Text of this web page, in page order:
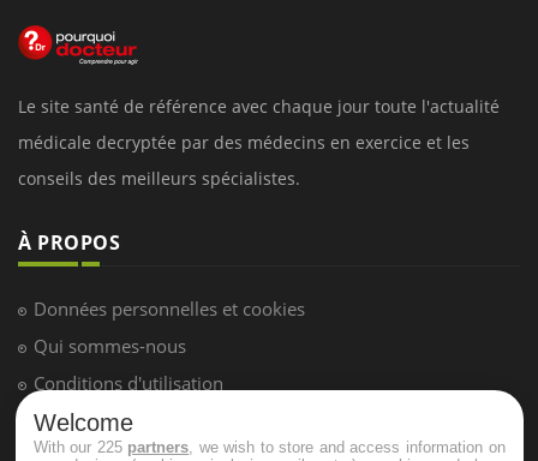
Le site santé de référence avec chaque jour toute l'actualité
médicale decryptée par des médecins en exercice et les
conseils des meilleurs spécialistes.
À PROPOS
Données personnelles et cookies
Qui sommes-nous
Conditions d'utilisation
Plan du site
Welcome
With our 225 partners , we wish to store and access information on